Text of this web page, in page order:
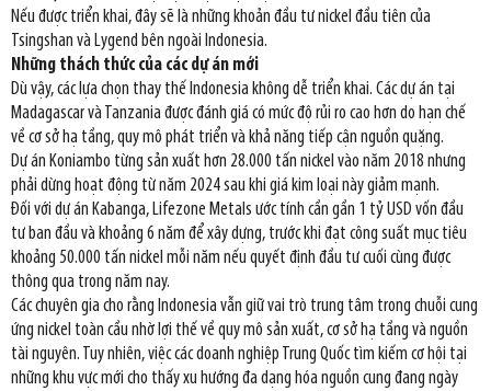
Nếu được triển khai, đây sẽ là những khoản đầu tư nickel đầu tiên của
Tsingshan và Lygend bên ngoài Indonesia.
Những thách thức của các dự án mới
Dù vậy, các lựa chọn thay thế Indonesia không dễ triển khai. Các dự án tại
Madagascar và Tanzania được đánh giá có mức độ rủi ro cao hơn do hạn chế
về cơ sở hạ tầng, quy mô phát triển và khả năng tiếp cận nguồn quặng.
Dự án Koniambo từng sản xuất hơn 28.000 tấn nickel vào năm 2018 nhưng
phải dừng hoạt động từ năm 2024 sau khi giá kim loại này giảm mạnh.
Đối với dự án Kabanga, Lifezone Metals ước tính cần gần 1 tỷ USD vốn đầu
tư ban đầu và khoảng 6 năm để xây dựng, trước khi đạt công suất mục tiêu
khoảng 50.000 tấn nickel mỗi năm nếu quyết định đầu tư cuối cùng được
thông qua trong năm nay.
Các chuyên gia cho rằng Indonesia vẫn giữ vai trò trung tâm trong chuỗi cung
ứng nickel toàn cầu nhờ lợi thế về quy mô sản xuất, cơ sở hạ tầng và nguồn
tài nguyên. Tuy nhiên, việc các doanh nghiệp Trung Quốc tìm kiếm cơ hội tại
những khu vực mới cho thấy xu hướng đa dạng hóa nguồn cung đang ngày